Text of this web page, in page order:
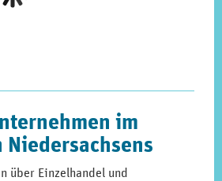
im
Niedersachsens
über Einzelhandel und